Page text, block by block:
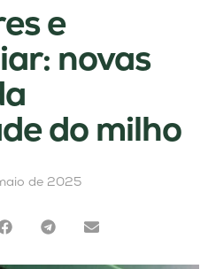
e
novas
do milho
de 2025